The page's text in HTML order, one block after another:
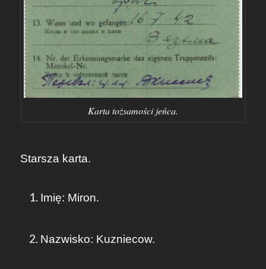
Karta tożsamości jeńca.
Starsza karta.
Imię: Miron.
Nazwisko: Kuzniecow.